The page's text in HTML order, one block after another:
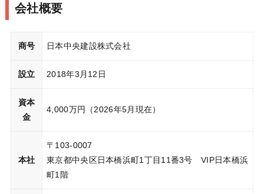
会社概要
商号 日本中央建設株式会社
設立 2018年3月12日
資本
金
4,000万円（2026年5月現在）
本社
〒103-0007
東京都中央区日本橋浜町1丁目11番3号 VIP日本橋浜
町1階